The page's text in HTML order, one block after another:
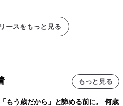
ースをもっと見る
もっと見る
「もう歳だから」と諦める前に。 何歳